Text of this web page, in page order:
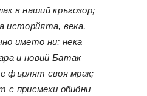
в наший кръгозор;
исторйята, века,
името ни; нека
и новий Батак
фърлят своя мрак;
с присмехи обидни